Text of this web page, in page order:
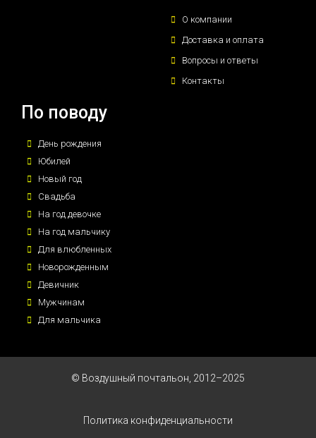
О компании
Доставка и оплата
Вопросы и ответы
Контакты
По поводу
День рождения
Юбилей
Новый год
Свадьба
На год девочке
На год мальчику
Для влюбленных
Новорожденным
Девичник
Мужчинам
Для мальчика
© Воздушный почтальон, 2012–2025
Политика конфиденциальности